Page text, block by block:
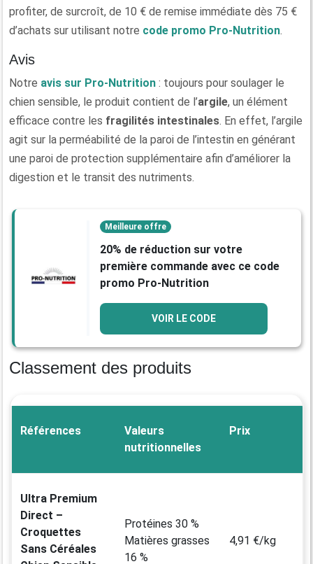
profiter, de surcroît, de 10 € de remise immédiate dès 75 €
d’achats sur utilisant notre code promo Pro-Nutrition.
Avis
Notre avis sur Pro-Nutrition : toujours pour soulager le
chien sensible, le produit contient de l’argile, un élément
efficace contre les fragilités intestinales. En effet, l’argile
agit sur la perméabilité de la paroi de l’intestin en générant
une paroi de protection supplémentaire afin d’améliorer la
digestion et le transit des nutriments.
Meilleure offre
20% de réduction sur votre
première commande avec ce code
promo Pro-Nutrition
VOIR LE CODE
Classement des produits
Références
Valeurs
nutritionnelles
Prix
Ultra Premium
Direct –
Croquettes
Sans Céréales
Protéines 30 %
Matières grasses
16 %
4,91 €/kg